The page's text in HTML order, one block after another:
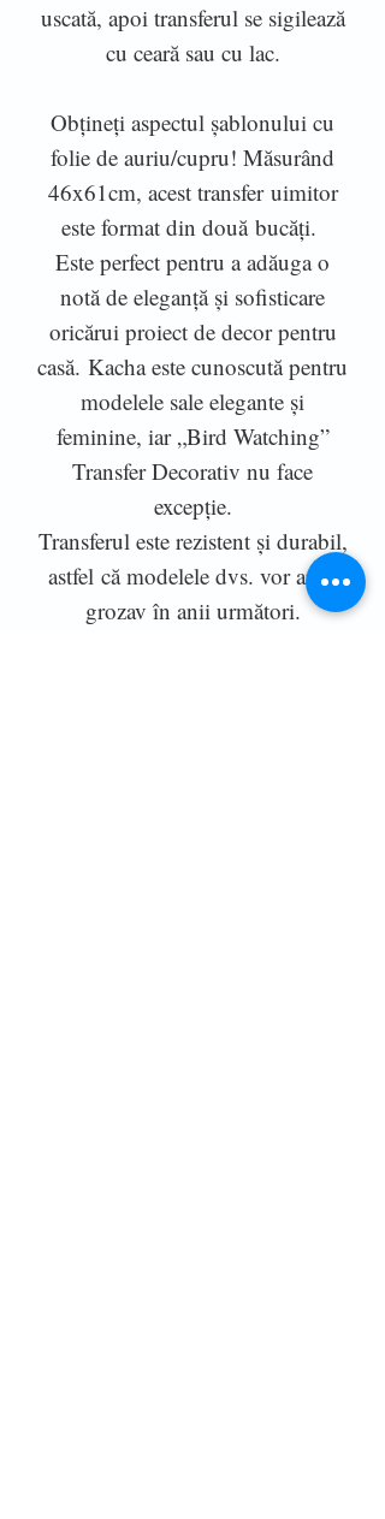
uscată, apoi transferul se sigilează
cu ceară sau cu lac.
Obțineți aspectul șablonului cu
folie de auriu/cupru! Măsurând
46x61cm, acest transfer uimitor
este format din două bucăți.
Este perfect pentru a adăuga o
notă de eleganță și sofisticare
oricărui proiect de decor pentru
casă. Kacha este cunoscută pentru
modelele sale elegante și
feminine, iar „Bird Watching”
Transfer Decorativ nu face
excepție.
Transferul este rezistent și durabil,
astfel că modelele dvs. vor arăta
grozav în anii următori.